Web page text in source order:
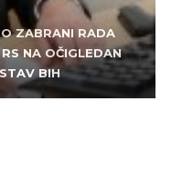
ZABRANI RADA
NA OČIGLEDAN
BIH
NEMA KUD OD
SRPSKE VUČE U
– ČOVJEK OD